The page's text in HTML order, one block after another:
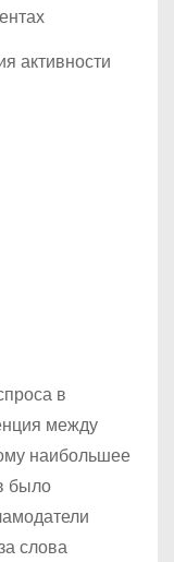
активности
в
между
наибольшее
было
слова